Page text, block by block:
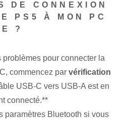
DE CONNEXION
PS5 À MON PC
?
pour connecter la
commencez par vérification
USB-C vers USB-A est en
connecté.**
paramètres⁤ Bluetooth si vous